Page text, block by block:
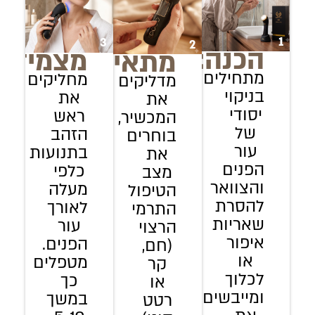
1 הכנה:
מתחילים
בניקוי
יסודי
של
עור
הפנים
והצוואר
להסרת
שאריות
איפור
או
לכלוך
ומייבשים
2 מתאימים:
מדליקים
את
המכשיר,
בוחרים
את
מצב
הטיפול
התרמי
הרצוי
(חם,
קר
או
רטט
3
מחליקים
את
ראש
הזהב
בתנועות
כלפי
מעלה
לאורך
עור
הפנים.
מטפלים
כך
במשך